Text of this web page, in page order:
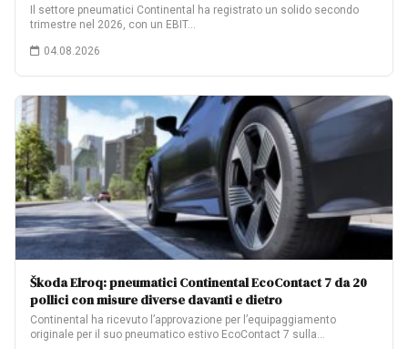
Il settore pneumatici Continental ha registrato un solido secondo
trimestre nel 2026, con un EBIT…
04.08.2026
Škoda Elroq: pneumatici Continental EcoContact 7 da 20
pollici con misure diverse davanti e dietro
Continental ha ricevuto l’approvazione per l’equipaggiamento
originale per il suo pneumatico estivo EcoContact 7 sulla…